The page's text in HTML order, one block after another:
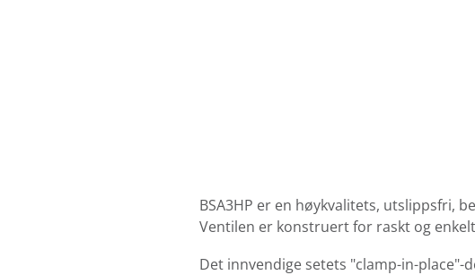
BSA3HP er en høykvalitets, utslippsfri,
Ventilen er konstruert for raskt og
Det innvendige setets "clamp-in-